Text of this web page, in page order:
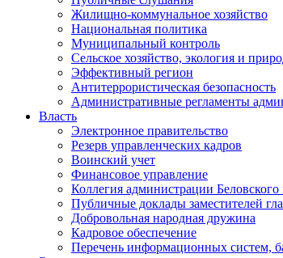
Жилищно-коммунальное хозяйство
Национальная политика
Муниципальный контроль
Сельское хозяйство, экология и
Эффективный регион
Антитеррористическая безопасность
Административные регламенты
Власть
Электронное правительство
Резерв управленческих кадров
Воинский учет
Финансовое управление
Коллегия администрации
Публичные доклады заместителей
Добровольная народная дружина
Кадровое обеспечение
Перечень информационных систем,